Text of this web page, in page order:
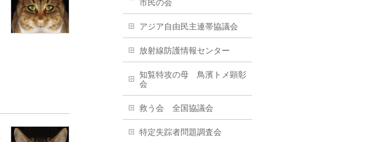
市民の会
アジア自由民主連帯協議会
放射線防護情報センター
知覧特攻の母 鳥濱トメ顕彰
会
救う会 全国協議会
特定失踪者問題調査会